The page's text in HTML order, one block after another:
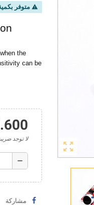
zoom_out_map
warning متوفر
the
can be
0.600
لا توجد
remove
مشاركة